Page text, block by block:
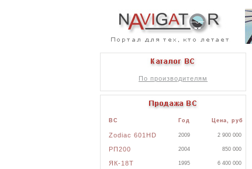
По производителям
ВС Год Цена, руб
Zodiac 601HD 2009 2 900 000
РП200 2004 850 000
ЯК-18Т 1995 6 400 000